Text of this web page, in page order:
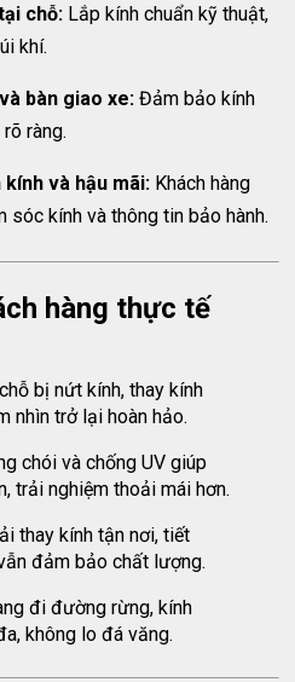
chỗ: Lắp kính chuẩn kỹ thuật,
khí.
bàn giao xe: Đảm bảo kính
ràng.
kính và hậu mãi: Khách hàng
sóc kính và thông tin bảo hành.
hàng thực tế
bị nứt kính, thay kính
nhìn trở lại hoàn hảo.
chói và chống UV giúp
trải nghiệm thoải mái hơn.
thay kính tận nơi, tiết
đảm bảo chất lượng.
đi đường rừng, kính
không lo đá văng.